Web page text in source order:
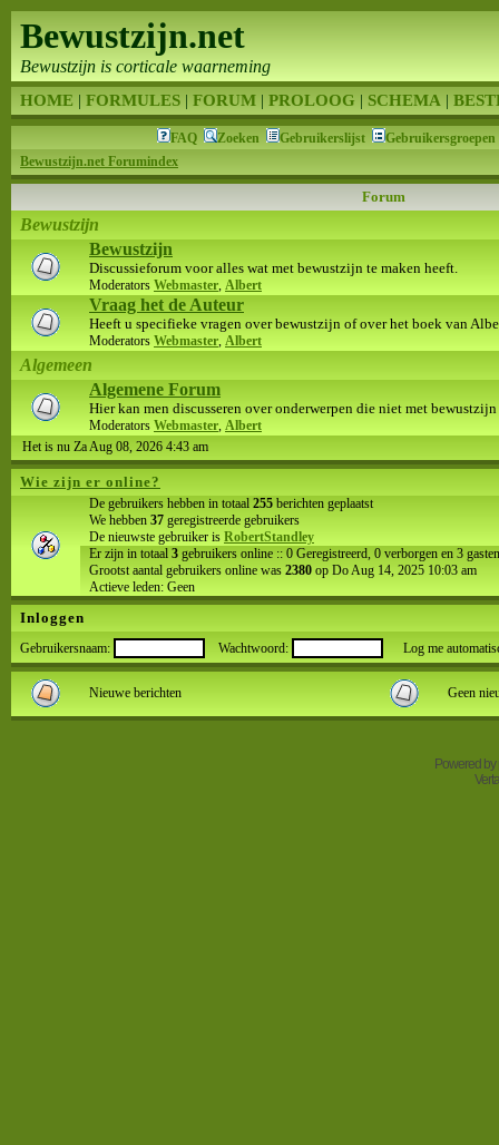
FAQ Zoeken Gebruikerslijst
Gebruikersgroepen
Bewustzijn.net Forumindex
Forum
Bewustzijn
Bewustzijn
Discussieforum voor alles wat met bewustzijn te maken heeft.
Moderators Webmaster, Albert
Vraag het de Auteur
Heeft u specifieke vragen over bewustzijn of over het boek van
Moderators Webmaster, Albert
Algemeen
Algemene Forum
Hier kan men discusseren over onderwerpen die niet met
Moderators Webmaster, Albert
Het is nu Za Aug 08, 2026 4:43 am
Wie zijn er online?
De gebruikers hebben in totaal 255 berichten geplaatst
We hebben 37 geregistreerde gebruikers
De nieuwste gebruiker is RobertStandley
Er zijn in totaal 3 gebruikers online :: 0 Geregistreerd, 0 verborgen en 3
Grootst aantal gebruikers online was 2380 op Do Aug 14, 2025 10:03 am
Actieve leden: Geen
Inloggen
Gebruikersnaam: Wachtwoord: Log me
Nieuwe berichten Geen
Powered by
Bewustzijn.net
Bewustzijn is corticale waarneming
HOME | FORMULES | FORUM | PROLOOG | SCHEMA |